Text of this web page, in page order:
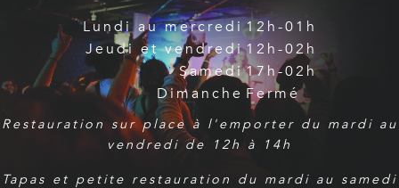
Lundi au mercredi
Jeudi et vendredi
Samedi
Dimanche
12h-01h
12h-02h
17h-02h
Fermé
Restauration sur place à l'emporter du mardi au
vendredi de 12h à 14h
Tapas et petite restauration du mardi au samedi